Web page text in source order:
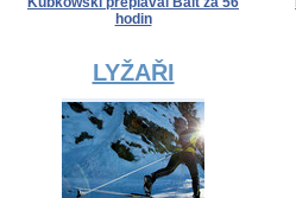
hodin
LYŽAŘI